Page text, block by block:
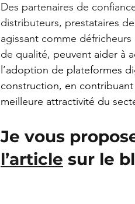
Des partenaires de
distributeurs, prestataires
agissant comme
de qualité, peuvent aider à
l’adoption de plateformes
construction, en
meilleure attractivité du
Je vous
l’article sur le